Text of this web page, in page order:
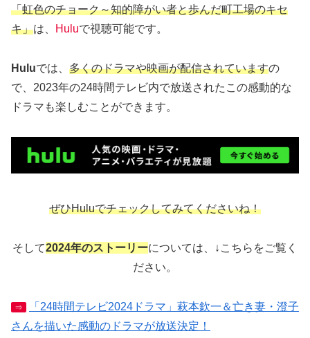
「虹色のチョーク～知的障がい者と歩んだ町工場のキセ
キ」は、 Huluで視聴可能です。
Huluでは、 多くのドラマや映画が配信されていますの
で、2023年の24時間テレビ内で放送されたこの感動的な
ドラマも楽しむことができます。
ぜひHuluでチェックしてみてくださいね！
そして2024年のストーリーについては、↓こちらをご覧く
ださい。
⇒
「24時間テレビ2024ドラマ」萩本欽一＆亡き妻・澄子
さんを描いた感動のドラマが放送決定！